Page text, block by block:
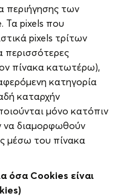
περιήγησης των
Τα pixels που
pixels τρίτων
περισσότερες
πίνακα κατωτέρω),
κατηγορία
καταρχήν
μόνο κατόπιν
να διαμορφωθούν
μέσω του πίνακα
όσα Cookies είναι
)